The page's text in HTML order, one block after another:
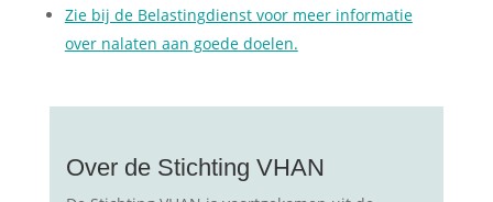
Zie bij de Belastingdienst voor meer informatie
over nalaten aan goede doelen.
Over de Stichting VHAN